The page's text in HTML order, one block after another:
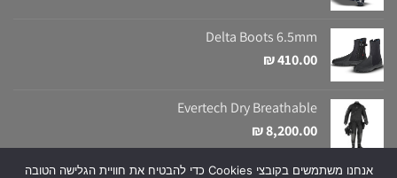
Delta Boots 6.5mm
₪410.00
Evertech Dry Breathable
₪8,200.00
אנחנו משתמשים בקובצי Cookies כדי להבטיח את חוויית הגלישה הטובה